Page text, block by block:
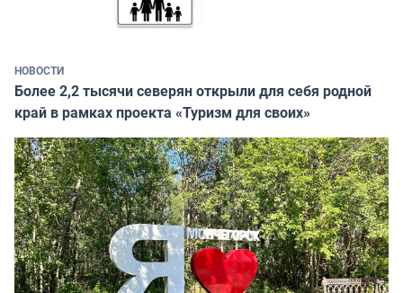
НОВОСТИ
Более 2,2 тысячи северян открыли для себя родной
край в рамках проекта «Туризм для своих»